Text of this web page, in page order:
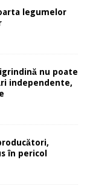
legumelor
nu poate
independente,
în pericol